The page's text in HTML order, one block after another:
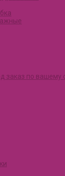
заказ по вашему